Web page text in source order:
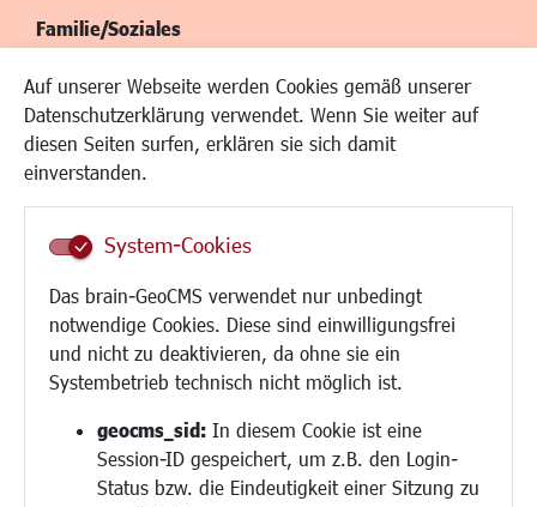
Auf unserer Webseite werden Cookies gemäß unserer
Datenschutzerklärung verwendet. Wenn Sie weiter auf
diesen Seiten surfen, erklären sie sich damit
einverstanden.
System-Cookies
Das brain-GeoCMS verwendet nur unbedingt
notwendige Cookies. Diese sind einwilligungsfrei
und nicht zu deaktivieren, da ohne sie ein
Systembetrieb technisch nicht möglich ist.
geocms_sid: In diesem Cookie ist eine
Session-ID gespeichert, um z.B. den Login-
Status bzw. die Eindeutigkeit einer Sitzung zu
Familie/Soziales
Kinderbetreuung
Kinder und Jugend
Institutionen für Familien
Frauen
Schule
Demokratie leben
Ukrainehilfe
Hilfe für Geflüchtete
Religion
Bauen/Umwelt/Mobilität